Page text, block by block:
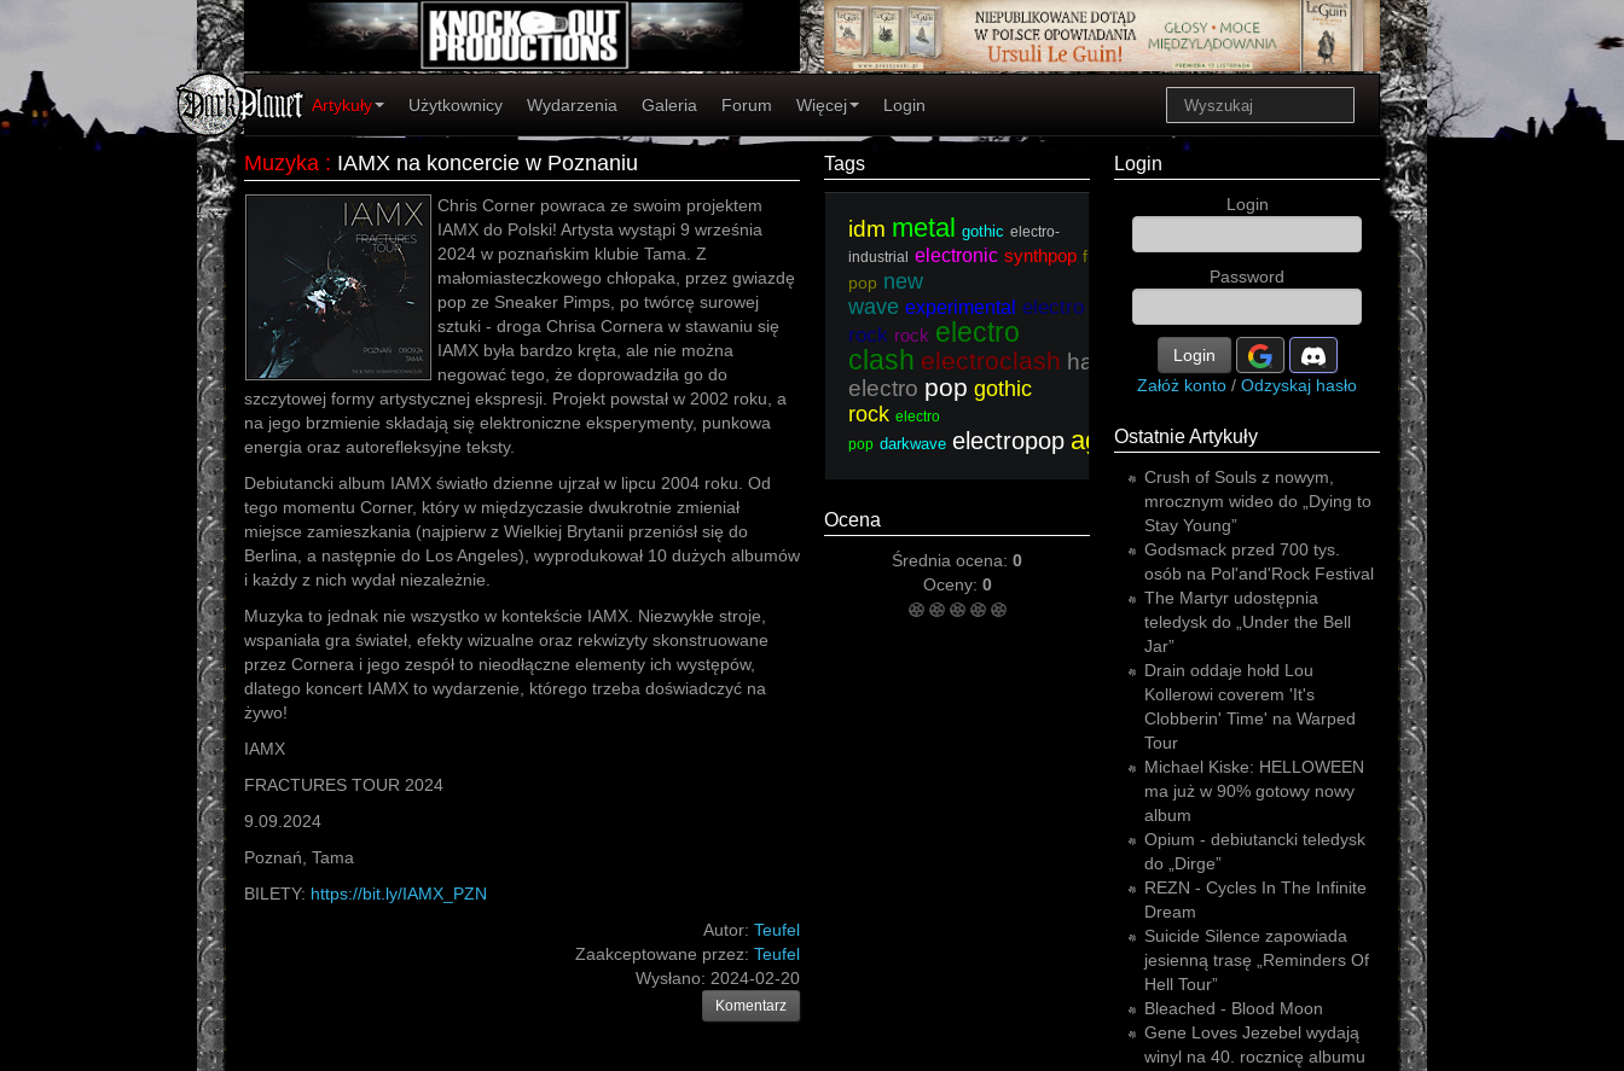
Artykuły Użytkownicy Wydarzenia Galeria Forum Więcej Login
Muzyka : IAMX na koncercie w Poznaniu
Chris Corner powraca ze swoim projektem
IAMX do Polski! Artysta wystąpi 9 września
2024 w poznańskim klubie Tama. Z
małomiasteczkowego chłopaka, przez gwiazdę
pop ze Sneaker Pimps, po twórcę surowej
sztuki - droga Chrisa Cornera w stawaniu się
IAMX była bardzo kręta, ale nie można
negować tego, że doprowadziła go do
szczytowej formy artystycznej ekspresji. Projekt powstał w 2002 roku, a
na jego brzmienie składają się elektroniczne eksperymenty, punkowa
energia oraz autorefleksyjne teksty.
Debiutancki album IAMX światło dzienne ujrzał w lipcu 2004 roku. Od
tego momentu Corner, który w międzyczasie dwukrotnie zmieniał
miejsce zamieszkania (najpierw z Wielkiej Brytanii przeniósł się do
Berlina, a następnie do Los Angeles), wyprodukował 10 dużych albumów
i każdy z nich wydał niezależnie.
Muzyka to jednak nie wszystko w kontekście IAMX. Niezwykłe stroje,
wspaniała gra świateł, efekty wizualne oraz rekwizyty skonstruowane
przez Cornera i jego zespół to nieodłączne elementy ich występów,
dlatego koncert IAMX to wydarzenie, którego trzeba doświadczyć na
żywo!
IAMX
FRACTURES TOUR 2024
9.09.2024
Poznań, Tama
BILETY: https://bit.ly/IAMX_PZN
Autor: Teufel
Zaakceptowane przez: Teufel
Wysłano: 2024-02-20
Komentarz
Tags
idm metal gothic electro-
industrial electronic synthpop future
pop new
wave experimental electro
rock rock electro
clash electroclash harsh
electro pop gothic
rock electro
pop darkwave electropop aggrotech
Ocena
Średnia ocena: 0
Oceny: 0
Login
Login
Password
Login
Załóż konto / Odzyskaj hasło
Ostatnie Artykuły
Crush of Souls z nowym,
mrocznym wideo do „Dying to
Stay Young”
Godsmack przed 700 tys.
osób na Pol'and'Rock Festival
The Martyr udostępnia
teledysk do „Under the Bell
Jar”
Drain oddaje hołd Lou
Kollerowi coverem 'It's
Clobberin' Time' na Warped
Tour
Michael Kiske: HELLOWEEN
ma już w 90% gotowy nowy
album
Opium - debiutancki teledysk
do „Dirge”
REZN - Cycles In The Infinite
Dream
Suicide Silence zapowiada
jesienną trasę „Reminders Of
Hell Tour”
Bleached - Blood Moon
Gene Loves Jezebel wydają
winyl na 40. rocznicę albumu